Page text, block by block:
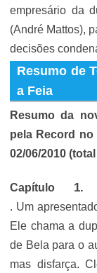
empresário da
(André Mattos),
decisões
Resumo de
a Feia
Resumo da
pela Record no
02/06/2010
Capítulo
. Um
Ele chama a
de Bela para o
mas disfarça.